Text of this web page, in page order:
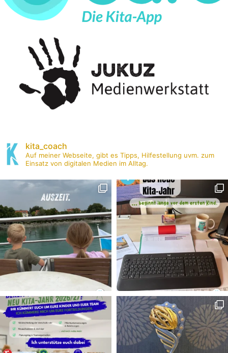
kita_coach
Auf meiner Webseite, gibt es Tipps, Hilfestellung uvm. zum
Einsatz von digitalen Medien im Alltag.